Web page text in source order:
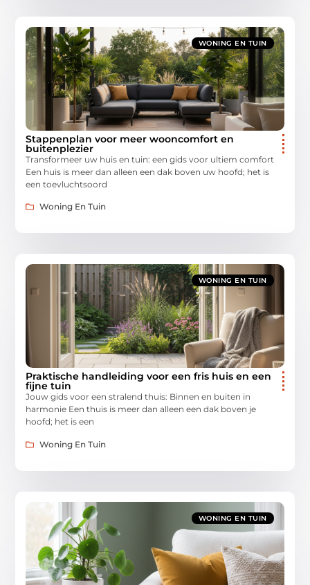
WONING EN TUIN
Stappenplan voor meer wooncomfort en
buitenplezier
Transformeer uw huis en tuin: een gids voor ultiem comfort
Een huis is meer dan alleen een dak boven uw hoofd; het is
een toevluchtsoord
Woning En Tuin
WONING EN TUIN
Praktische handleiding voor een fris huis en een
fijne tuin
Jouw gids voor een stralend thuis: Binnen en buiten in
harmonie Een thuis is meer dan alleen een dak boven je
hoofd; het is een
Woning En Tuin
WONING EN TUIN